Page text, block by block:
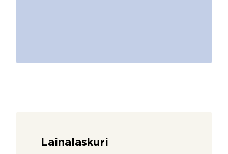
Lainalaskuri